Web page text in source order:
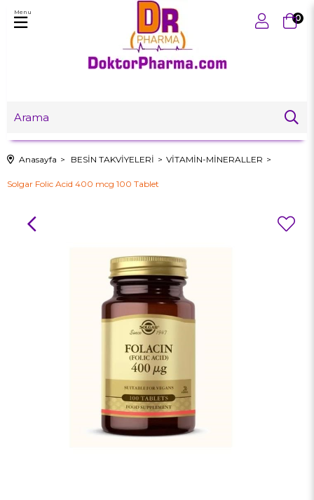
0
Menu
Anasayfa BESİN TAKVİYELERİ VİTAMİN-MİNERALLER
Solgar Folic Acid 400 mcg 100 Tablet